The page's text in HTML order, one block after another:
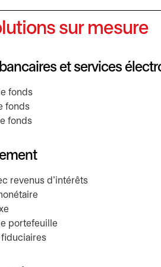
sur mesure
et services
fonds
fonds
fonds
revenus d’intérêts
portefeuille